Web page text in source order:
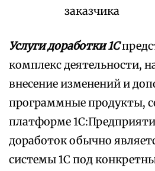
заказчика
Услуги доработки 1С
комплекс деятельности,
внесение изменений и
программные продукты,
платформе
доработок обычно
системы 1С под